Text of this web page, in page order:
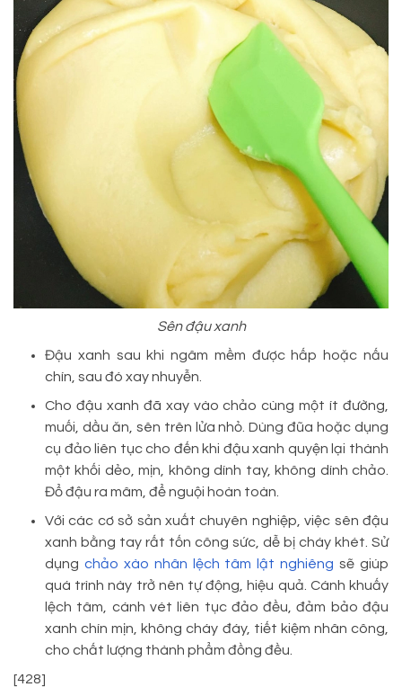
Sên đậu xanh
Đậu xanh sau khi ngâm mềm được hấp hoặc nấu
chín, sau đó xay nhuyễn.
Cho đậu xanh đã xay vào chảo cùng một ít đường,
muối, dầu ăn, sên trên lửa nhỏ. Dùng đũa hoặc dụng
cụ đảo liên tục cho đến khi đậu xanh quyện lại thành
một khối dẻo, mịn, không dính tay, không dính chảo.
Đổ đậu ra mâm, để nguội hoàn toàn.
Với các cơ sở sản xuất chuyên nghiệp, việc sên đậu
xanh bằng tay rất tốn công sức, dễ bị cháy khét. Sử
dụng chảo xào nhân lệch tâm lật nghiêng sẽ giúp
quá trình này trở nên tự động, hiệu quả. Cánh khuấy
lệch tâm, cánh vét liên tục đảo đều, đảm bảo đậu
xanh chín mịn, không cháy đáy, tiết kiệm nhân công,
cho chất lượng thành phẩm đồng đều.
[428]